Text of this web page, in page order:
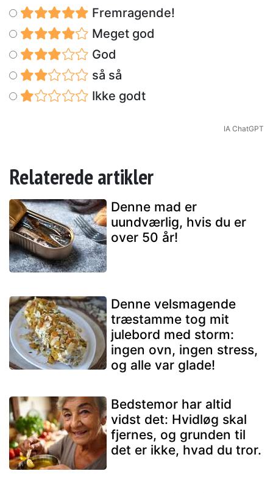
Fremragende!
Meget god
God
så så
Ikke godt
IA ChatGPT
Relaterede artikler
Denne mad er
uundværlig, hvis du er
over 50 år!
Denne velsmagende
træstamme tog mit
julebord med storm:
ingen ovn, ingen stress,
og alle var glade!
Bedstemor har altid
vidst det: Hvidløg skal
fjernes, og grunden til
det er ikke, hvad du tror.